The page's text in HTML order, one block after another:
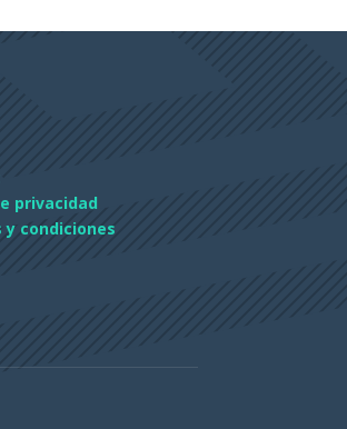
privacidad
y condiciones